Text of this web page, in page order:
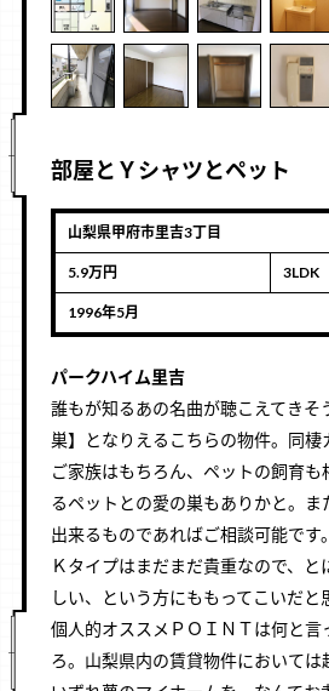
部屋とＹシャツとペット
山梨県甲府市里吉3丁目
5.9万円 3LDK
1996年5月
パークハイム里吉
誰もが知るあの名曲が聴こえてきそ
巣】となりえるこちらの物件。同棲
ご家族はもちろん、ペットの飼育も
るペットとの愛の巣もありかと。
出来るものであればご相談可能です
Ｋタイプはまだまだ貴重なので、
しい、という方にももってこいだと
個人的オススメＰＯＩＮＴは何と言
ろ。山梨県内の賃貸物件においては